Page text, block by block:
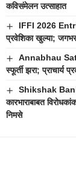
कविसंमेलन उत्साहात
IFFI 2026
प्रवेशिका खुल्या;
Annabhau
स्फूर्ती झरा; प्राचार्य
Shikshak Bank
कारभाराबाबत
निमसे